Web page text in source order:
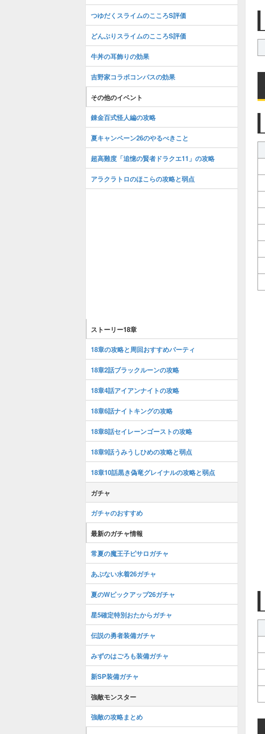
つゆだくスライムのこころS評価
どんぶりスライムのこころS評価
牛丼の耳飾りの効果
吉野家コラボコンパスの効果
その他のイベント
錬金百式怪人編の攻略
夏キャンペーン26のやるべきこと
超高難度「追憶の賢者ドラクエ11」の攻略
アラクラトロのほこらの攻略と弱点
ストーリー18章
18章の攻略と周回おすすめパーティ
18章2話ブラックルーンの攻略
18章4話アイアンナイトの攻略
18章6話ナイトキングの攻略
18章8話セイレーンゴーストの攻略
18章9話うみうしひめの攻略と弱点
18章10話黒き偽竜グレイナルの攻略と弱点
ガチャ
ガチャのおすすめ
最新のガチャ情報
常夏の魔王子ピサロガチャ
あぶない水着26ガチャ
夏のWピックアップ26ガチャ
星5確定特別おたからガチャ
伝説の勇者装備ガチャ
みずのはごろも装備ガチャ
新SP装備ガチャ
強敵モンスター
強敵の攻略まとめ